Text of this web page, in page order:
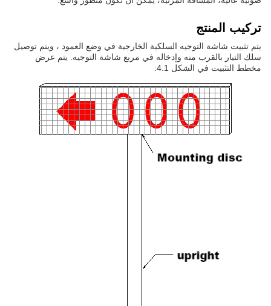
تركيب المنتج
يتم تثبيت شاشة التوجيه السلكية الخارجية في وضع العمود ، ويتم توصيل
سلك التيار بالقرب منه وإدخاله في مربع شاشة التوجيه. يتم عرض
مخطط التثبيت في الشكل 4.1: